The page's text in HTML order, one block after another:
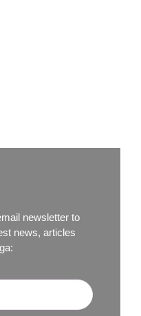
newsletter to
news, articles